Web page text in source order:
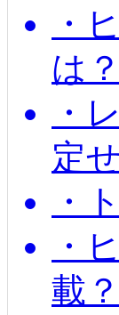
・
は？
・
定
・
・
載？